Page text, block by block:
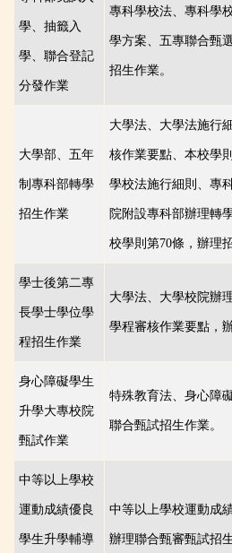
學、抽籤入
學、聯合登記
分發作業
專科學校法、 專科學
學方案、五專聯合甄
招生作業。
大學部、五年
制專科部轉學
招生作業
大學法、大學法施行
核作業要點、本校學
學校法施行細則、專
院附設專科部辦理轉
校學則第70條，辦理
學士後第二專
長學士學位學
程招生作業
大學法、大學校院辦
學程審核作業要點，
身心障礙學生
升學大專校院
甄試作業
特殊教育法、身心障
聯合甄試招生作業。
中等以上學校
運動成績優良
學生升學輔導
中等以上學校運動成
辦理聯合甄審甄試招